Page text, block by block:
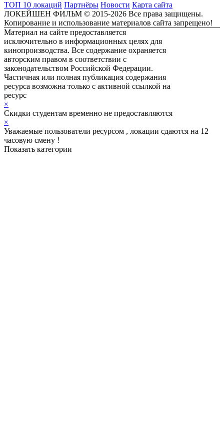
ТОП 10 локаций Партнёры Новости Карта сайта
ЛОКЕЙШЕН ФИЛЬМ © 2015-2026 Все права защищены.
Копирование и использование материалов сайта запрещено!
Материал на сайте предоставляется
исключительно в информационных целях для
кинопроизводства. Все содержание охраняется
авторским правом в соответствии с
законодательством Российской Федерации.
Частичная или полная публикация содержания
ресурса возможна только с активной ссылкой на
ресурс
×
Скидки студентам временно не предоставляются
×
Уважаемые пользователи ресурсом , локации сдаются на 12
часовую смену !
Показать категории